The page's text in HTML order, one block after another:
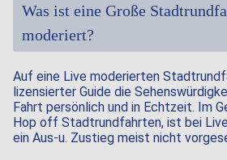
Was ist eine Große
moderiert?
Auf eine Live moderierten
lizensierter Guide die
Fahrt persönlich und in Echtzeit. Im
Hop off Stadtrundfahrten, ist bei
ein Aus-u. Zustieg meist nicht